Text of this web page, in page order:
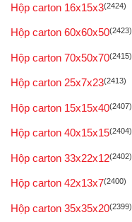
Hộp carton 16x15x3(2424)
Hộp carton 60x60x50(2423)
Hộp carton 70x50x70(2415)
Hộp carton 25x7x23(2413)
Hộp carton 15x15x40(2407)
Hộp carton 40x15x15(2404)
Hộp carton 33x22x12(2402)
Hộp carton 42x13x7(2400)
Hộp carton 35x35x20(2399)